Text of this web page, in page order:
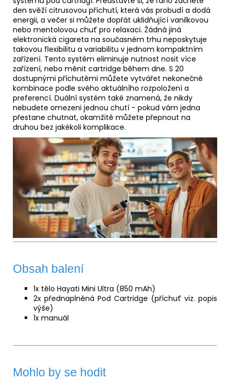
den svěží citrusovou příchutí, která vás probudí a dodá
energii, a večer si můžete dopřát uklidňující vanilkovou
nebo mentolovou chuť pro relaxaci. Žádná jiná
elektronická cigareta na současném trhu neposkytuje
takovou flexibilitu a variabilitu v jednom kompaktním
zařízení. Tento systém eliminuje nutnost nosit více
zařízení, nebo měnit cartridge během dne. S 20
dostupnými příchutěmi můžete vytvářet nekonečné
kombinace podle svého aktuálního rozpoložení a
preferencí. Duální systém také znamená, že nikdy
nebudete omezeni jednou chutí - pokud vám jedna
přestane chutnat, okamžitě můžete přepnout na
druhou bez jakékoli komplikace.
Obsah balení
1x tělo Hayati Mini Ultra (850 mAh)
2x přednaplněná Pod Cartridge (příchuť viz. popis
výše)
1x manuál
Mohlo by se hodit